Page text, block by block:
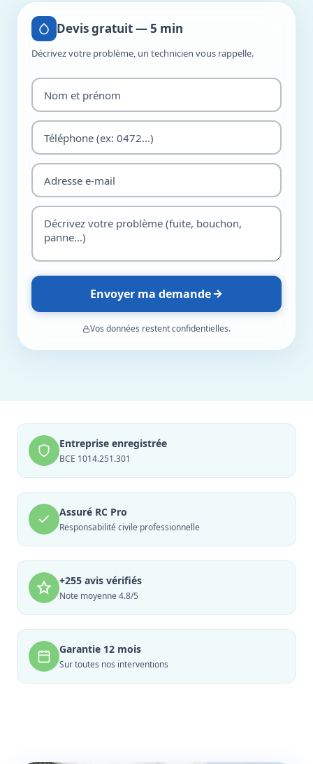
Devis gratuit — 5 min
Décrivez votre problème, un technicien vous rappelle.
Envoyer ma demande
Vos données restent confidentielles.
Entreprise enregistrée
BCE 1014.251.301
Assuré RC Pro
Responsabilité civile professionnelle
+255 avis vérifiés
Note moyenne 4.8/5
Garantie 12 mois
Sur toutes nos interventions